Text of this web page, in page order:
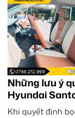
Những lưu ý
Hyundai
Khi quyết định